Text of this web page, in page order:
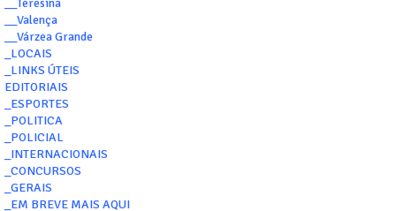
__Teresina
__Valença
__Várzea Grande
_LOCAIS
_LINKS ÚTEIS
EDITORIAIS
_ESPORTES
_POLITICA
_POLICIAL
_INTERNACIONAIS
_CONCURSOS
_GERAIS
_EM BREVE MAIS AQUI